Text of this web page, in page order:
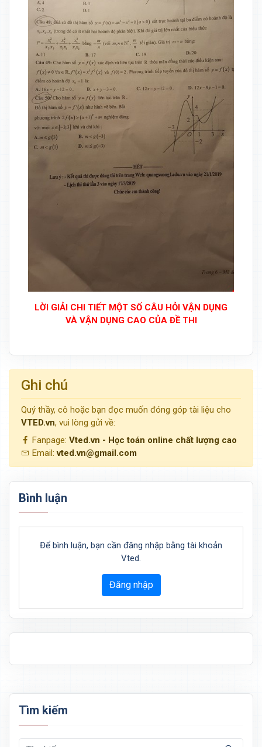
LỜI GIẢI CHI TIẾT MỘT SỐ CÂU HỎI VẬN DỤNG
VÀ VẬN DỤNG CAO CỦA ĐỀ THI
Ghi chú
Quý thầy, cô hoặc bạn đọc muốn đóng góp tài liệu cho
VTED.vn, vui lòng gửi về:
Fanpage: Vted.vn - Học toán online chất lượng cao
Email:vted.vn@gmail.com
Bình luận
Để bình luận, bạn cần đăng nhập bằng tài khoản
Vted.
Đăng nhập
Tìm kiếm